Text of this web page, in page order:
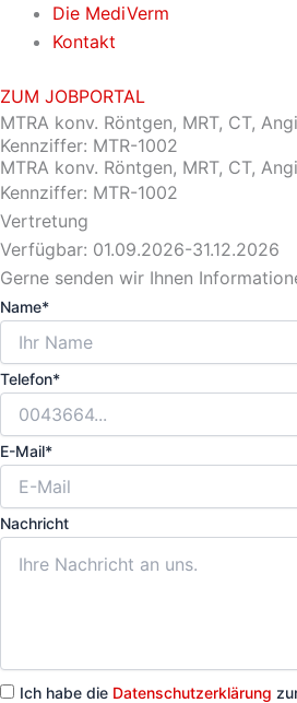
Die MediVerm
Kontakt
ZUM JOBPORTAL
MTRA konv. Röntgen, MRT, CT,
Kennziffer: MTR-1002
MTRA konv. Röntgen, MRT, CT,
Kennziffer: MTR-1002
Vertretung
Verfügbar: 01.09.2026-31.12.2026
Gerne senden wir Ihnen
Name*
Telefon*
E-Mail*
Nachricht
Ich habe die Datenschutzerklärung